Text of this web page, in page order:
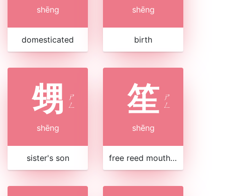
shēng
domesticated
shēng
birth
甥
ㄕ
ㄥ
shēng
sister's son
笙 ㄕ
ㄥ
shēng
free reed mouth organ, with wooden pipes stuck into a gourd